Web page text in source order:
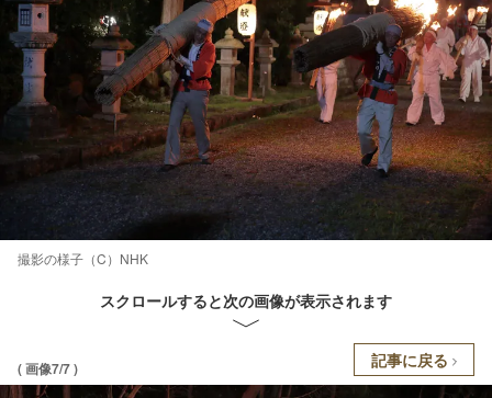
撮影の様子（C）NHK
スクロールすると次の画像が表示されます
( 画像7/7 ) 記事に戻る